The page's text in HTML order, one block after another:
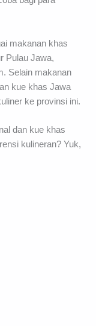
makanan khas
Pulau Jawa,
Selain makanan
kue khas Jawa
ke provinsi ini.
dan kue khas
kulineran? Yuk,